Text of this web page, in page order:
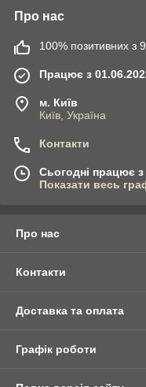
Про нас
100% позитивних з
Працює з
м. Київ
Київ, Україна
Контакти
Сьогодні працює
Показати весь
Про нас
Контакти
Доставка та оплата
Графік роботи